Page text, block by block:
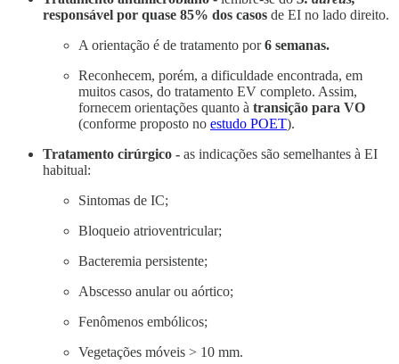
responsável por quase 85% dos casos de EI no lado direito.
A orientação é de tratamento por6 semanas.
Reconhecem, porém, a dificuldade encontrada, em
muitos casos, do tratamento EV completo. Assim,
fornecem orientações quanto à transição para VO
(conforme proposto no estudo POET).
Tratamento cirúrgico - as indicações são semelhantes à EI
habitual:
Sintomas de IC;
Bloqueio atrioventricular;
Bacteremia persistente;
Abscesso anular ou aórtico;
Fenômenos embólicos;
Vegetações móveis > 10 mm.